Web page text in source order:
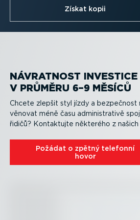
Získat kopii
NÁVRATNOST INVESTICE
V PRŮMĚRU 6–9 MĚSÍCŮ
Chcete zlepšit styl jízdy a bezpečnost
věnovat méně času adminis­trativě
řidičů? Kontaktujte některého z našich
Požádat o zpětný telefonní
hovor